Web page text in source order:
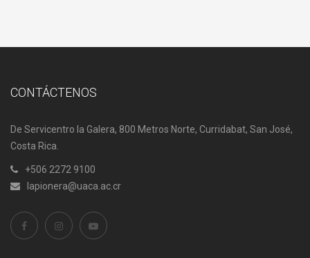
CONTÁCTENOS
De Servicentro la Galera, 800 Metros Norte, Curridabat, San José,
Costa Rica.
+506 2272 9100
lapionera@uaca.ac.cr